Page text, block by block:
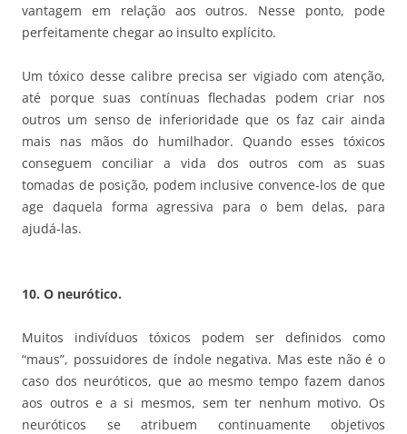
vantagem em relação aos outros. Nesse ponto, pode
perfeitamente chegar ao insulto explícito.
Um tóxico desse calibre precisa ser vigiado com atenção,
até porque suas contínuas flechadas podem criar nos
outros um senso de inferioridade que os faz cair ainda
mais nas mãos do humilhador. Quando esses tóxicos
conseguem conciliar a vida dos outros com as suas
tomadas de posição, podem inclusive convence-los de que
age daquela forma agressiva para o bem delas, para
ajudá-las.
10. O neurótico.
Muitos indivíduos tóxicos podem ser definidos como
“maus”, possuidores de índole negativa. Mas este não é o
caso dos neuróticos, que ao mesmo tempo fazem danos
aos outros e a si mesmos, sem ter nenhum motivo. Os
neuróticos se atribuem continuamente objetivos